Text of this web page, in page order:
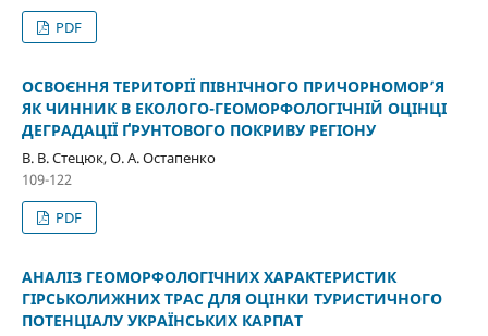
PDF
ОСВОЄННЯ ТЕРИТОРІЇ ПІВНІЧНОГО ПРИЧОРНОМОР’Я
ЯК ЧИННИК В ЕКОЛОГО-ГЕОМОРФОЛОГІЧНІЙ ОЦІНЦІ
ДЕГРАДАЦІЇ ҐРУНТОВОГО ПОКРИВУ РЕГІОНУ
В. В. Стецюк, О. А. Остапенко
109-122
PDF
АНАЛІЗ ГЕОМОРФОЛОГІЧНИХ ХАРАКТЕРИСТИК
ГІРСЬКОЛИЖНИХ ТРАС ДЛЯ ОЦІНКИ ТУРИСТИЧНОГО
ПОТЕНЦІАЛУ УКРАЇНСЬКИХ КАРПАТ